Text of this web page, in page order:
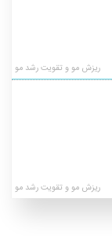
ریزش مو و تقویت رشد مو
ریزش مو و تقویت رشد مو